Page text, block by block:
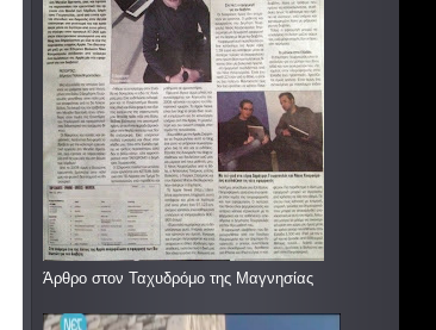
Άρθρο στον Ταχυδρόμο της Μαγνησίας